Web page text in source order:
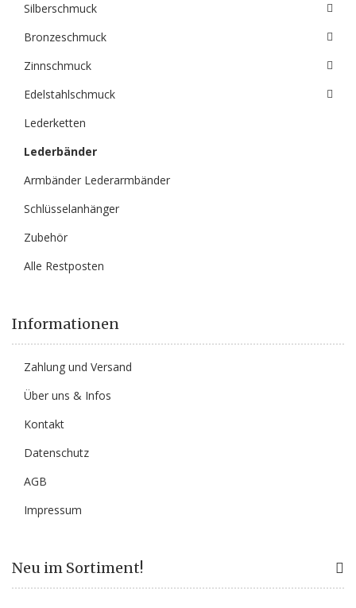
Silberschmuck
Bronzeschmuck
Zinnschmuck
Edelstahlschmuck
Lederketten
Lederbänder
Armbänder Lederarmbänder
Schlüsselanhänger
Zubehör
Alle Restposten
Informationen
Zahlung und Versand
Über uns & Infos
Kontakt
Datenschutz
AGB
Impressum
Neu im Sortiment!